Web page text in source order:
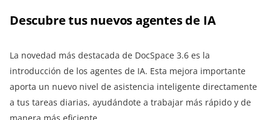
Descubre tus nuevos agentes de IA
La novedad más destacada de DocSpace 3.6 es la
introducción de los agentes de IA. Esta mejora importante
aporta un nuevo nivel de asistencia inteligente directamente
a tus tareas diarias, ayudándote a trabajar más rápido y de